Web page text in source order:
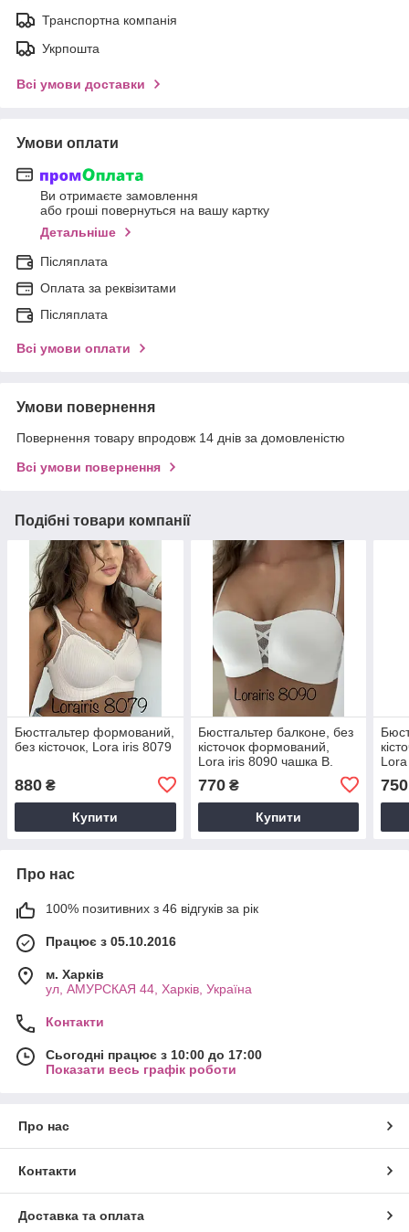
Транспортна компанія
Укрпошта
Всі умови доставки
Умови оплати
Ви отримаєте замовлення
або гроші повернуться на вашу картку
Детальніше
Післяплата
Оплата за реквізитами
Післяплата
Всі умови оплати
Умови повернення
Повернення товару впродовж 14 днів за домовленістю
Всі умови повернення
Подібні товари компанії
Бюстгальтер формований,
без кісточок, Lora iris 8079
880 ₴
Купити
Бюстгальтер балконе, без
кісточок формований,
Lora iris 8090 чашка B.
770₴
Купити
750
Про нас
100% позитивних з 46 відгуків за рік
Працює з 05.10.2016
м. Харків
ул, АМУРСКАЯ 44, Харків, Україна
Контакти
Сьогодні працює з 10:00 до 17:00
Показати весь графік роботи
Про нас
Контакти
Доставка та оплата